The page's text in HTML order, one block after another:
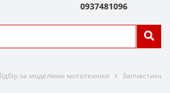
0937481096
за моделями мототехніки Запчастини